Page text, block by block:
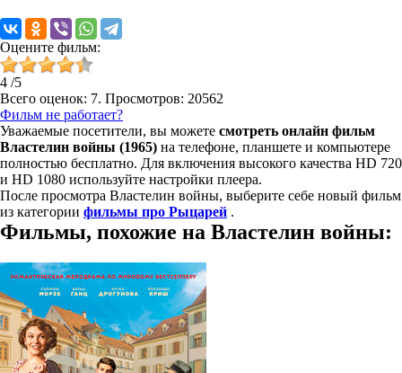
Оцените фильм:
4 /5
Всего оценок: 7. Просмотров: 20562
Фильм не работает?
Уважаемые посетители, вы можете смотреть онлайн фильм
Властелин войны (1965) на телефоне, планшете и компьютере
полностью бесплатно. Для включения высокого качества HD 720
и HD 1080 используйте настройки плеера.
После просмотра Властелин войны, выберите себе новый фильм
из категории фильмы про Рыцарей .
Фильмы, похожие на Властелин войны: